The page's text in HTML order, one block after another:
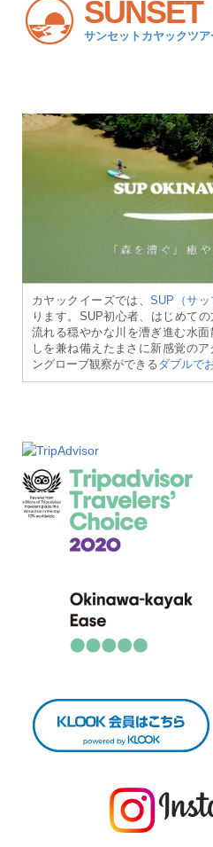
SUNSET
サンセットカヤックツア
カヤックイーズでは、SUP（サッ
ります。SUP初心者、はじめて
流れる穏やかな川を漕ぎ進む水
しを兼ね備えたまさに新感覚の
ングローブ観察ができるダブルで